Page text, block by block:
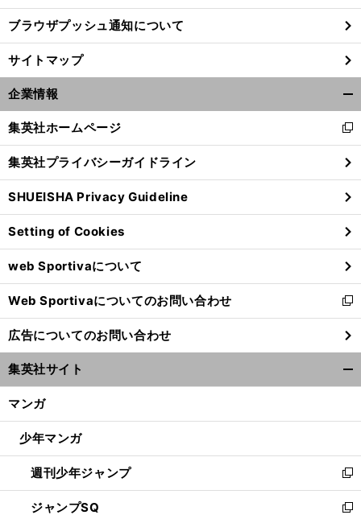
ブラウザプッシュ通知について
サイトマップ
企業情報
閉
る
集英社ホームページ
新
し
い
ウ
ィ
ン
ド
ウ
で
開
く
集英社プライバシーガイドライン
SHUEISHA Privacy Guideline
Setting of Cookies
web Sportivaについて
Web Sportivaについてのお問い合わせ
新
し
い
ウ
ィ
ン
ウ
開
く
広告についてのお問い合わせ
集英社サイト
マンガ
少年マンガ
週刊少年ジャンプ
新
し
い
ジャンプSQ
新